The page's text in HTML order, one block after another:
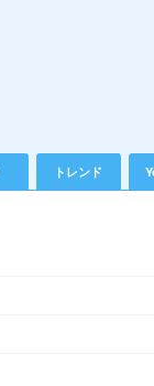
トレンド